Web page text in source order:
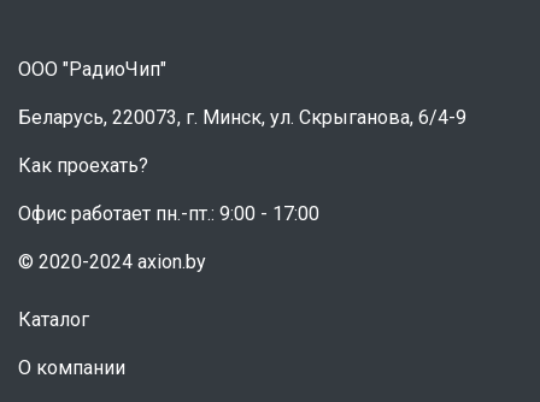
ООО "РадиоЧип"
Беларусь, 220073, г. Минск, ул. Скрыганова, 6/4-9
Как проехать?
Офис работает пн.-пт.: 9:00 - 17:00
© 2020-2024 axion.by
Каталог
О компании